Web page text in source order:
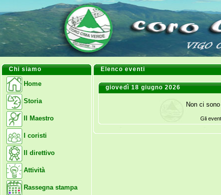
Chi siamo
Home
Storia
Il Maestro
I coristi
Il direttivo
Attività
Rassegna stampa
Elenco eventi
giovedì 18 giugno 2026
Non ci
Gli